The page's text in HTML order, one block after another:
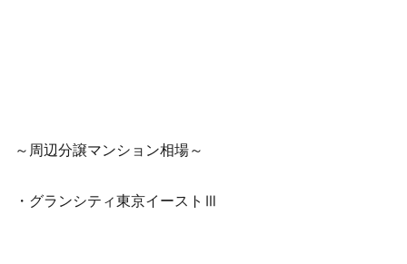
～周辺分譲マンション相場～
・グランシティ東京イーストⅢ